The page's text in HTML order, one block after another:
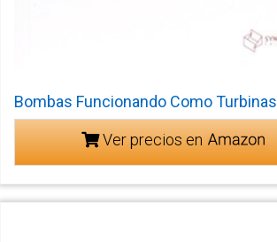
Bombas Funcionando Como Turbinas
Ver precios en